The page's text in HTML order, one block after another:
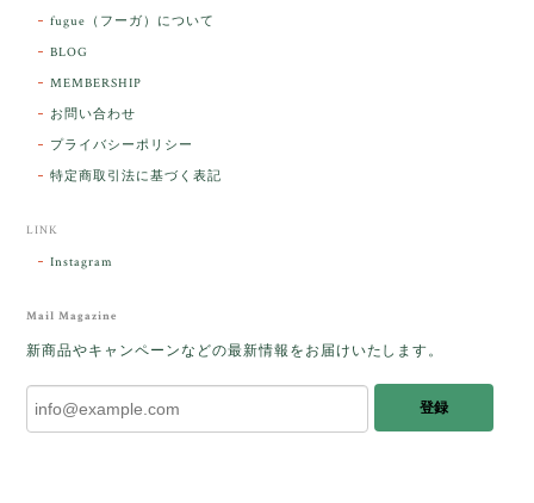
た人に幸せが訪れる」という言い伝えがあるケサラン
パサラン。とっても素敵です。メッセージでは色々記
憶違いもありましたが、またいつかお会いして楽しい
した。
をあたたかく迎え入れてくださり とても嬉
しく思います。 この石のふわりとした光を
ランパサラン」でした。これからはT様の
傍で そっと見守ってくれるのではないかな
fugue（フーガ）について
BLOG
MEMBERSHIP
お問い合わせ
プライバシーポリシー
特定商取引法に基づく表記
LINK
Instagram
Mail Magazine
新商品やキャンペーンなどの最新情報をお届けいたします。
登録